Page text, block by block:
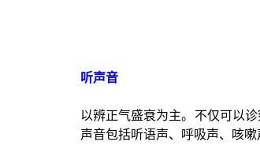
听声音
以辨正气盛衰为主。不仅可以
声音包括听语声、呼吸声、咳嗽